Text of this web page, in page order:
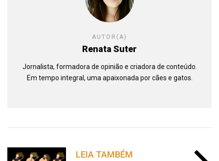
AUTOR(A)
Renata Suter
Jornalista, formadora de opinião e criadora de conteúdo.
Em tempo integral, uma apaixonada por cães e gatos.
LEIA TAMBÉM